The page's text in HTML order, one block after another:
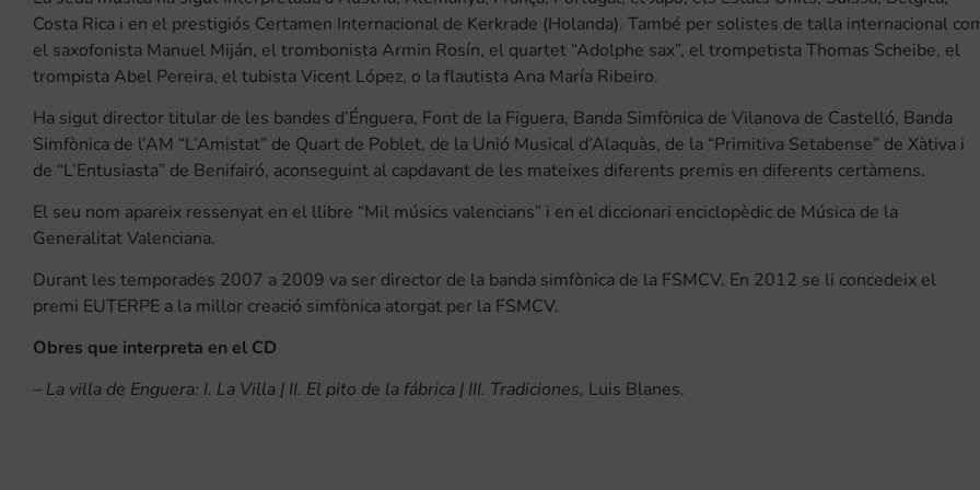
Costa Rica i en el prestigiós Certamen Internacional de Kerkrade (Holanda). També per solistes de talla internacional
el saxofonista Manuel Miján, el trombonista Armin Rosín, el quartet “Adolphe sax”, el trompetista Thomas Scheibe, el
trompista Abel Pereira, el tubista Vicent López, o la flautista Ana María Ribeiro.
Ha sigut director titular de les bandes d’Énguera, Font de la Figuera, Banda Simfònica de Vilanova de Castelló, Banda
Simfònica de l’AM “L’Amistat” de Quart de Poblet, de la Unió Musical d’Alaquàs, de la “Primitiva Setabense” de Xàtiva i
de “L’Entusiasta” de Benifairó, aconseguint al capdavant de les mateixes diferents premis en diferents certàmens.
El seu nom apareix ressenyat en el llibre “Mil músics valencians” i en el diccionari enciclopèdic de Música de la
Generalitat Valenciana.
Durant les temporades 2007 a 2009 va ser director de la banda simfònica de la FSMCV. En 2012 se li concedeix el
premi EUTERPE a la millor creació simfònica atorgat per la FSMCV.
Obres que interpreta en el CD
– La villa de Enguera: I. La Villa | II. El pito de la fábrica | III. Tradiciones, Luis Blanes.